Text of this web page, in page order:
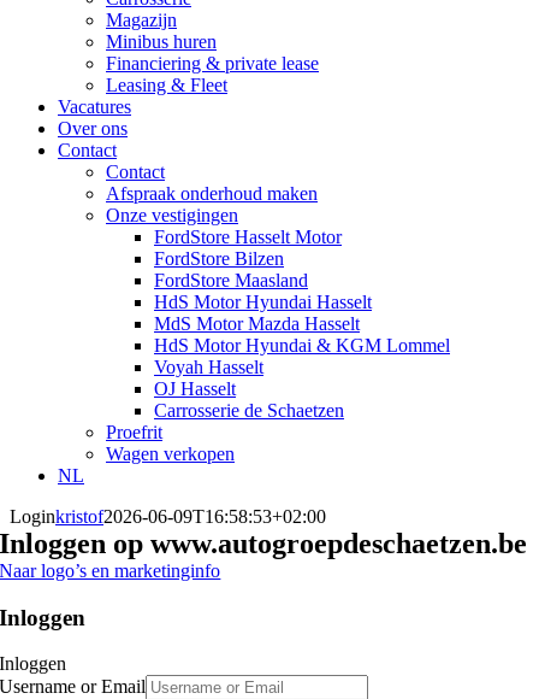
Magazijn
Minibus huren
Financiering & private lease
Leasing & Fleet
Vacatures
Over ons
Contact
Contact
Afspraak onderhoud maken
Onze vestigingen
FordStore Hasselt Motor
FordStore Bilzen
FordStore Maasland
HdS Motor Hyundai Hasselt
MdS Motor Mazda Hasselt
HdS Motor Hyundai & KGM Lommel
Voyah Hasselt
OJ Hasselt
Carrosserie de Schaetzen
Proefrit
Wagen verkopen
NL
Loginkristof2026-06-09T16:58:53+02:00
Inloggen op www.autogroepdeschaetzen.be
Naar logo’s en marketinginfo
Inloggen
Inloggen
Username or Email